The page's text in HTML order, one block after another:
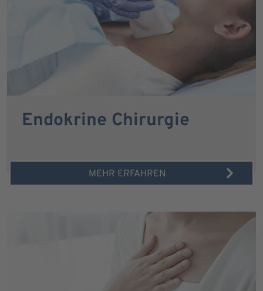
Endokrine Chirurgie
MEHR ERFAHREN